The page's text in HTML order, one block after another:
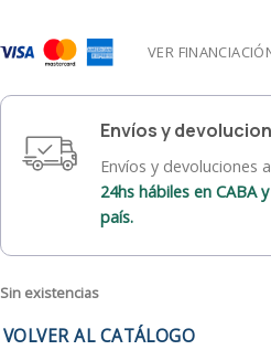
VER
Envíos y
Envíos y devoluciones
24hs hábiles en CABA
país.
Sin existencias
VOLVER AL CATÁLOGO